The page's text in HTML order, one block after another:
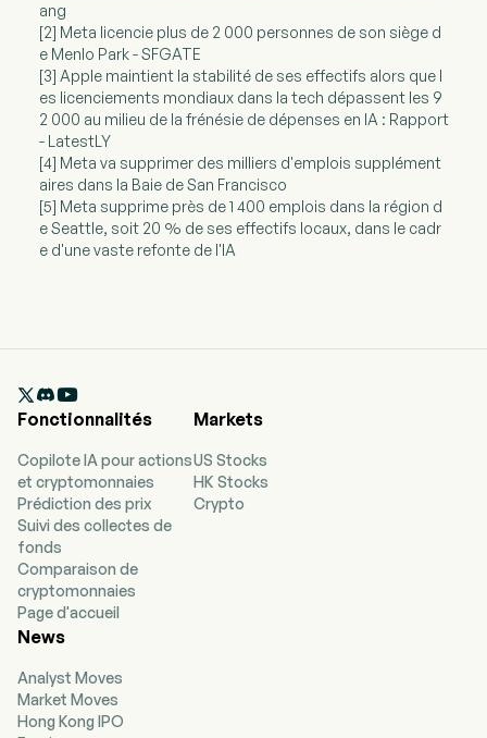
ang
[2] Meta licencie plus de 2 000 personnes de son siège d
e Menlo Park - SFGATE
[3] Apple maintient la stabilité de ses effectifs alors que l
es licenciements mondiaux dans la tech dépassent les 9
2 000 au milieu de la frénésie de dépenses en IA : Rapport
- LatestLY
[4] Meta va supprimer des milliers d'emplois supplément
aires dans la Baie de San Francisco
[5] Meta supprime près de 1 400 emplois dans la région d
e Seattle, soit 20 % de ses effectifs locaux, dans le cadr
e d'une vaste refonte de l'IA

Fonctionnalités
Copilote IA pour actions
et cryptomonnaies
Prédiction des prix
Suivi des collectes de
fonds
Comparaison de
cryptomonnaies
Page d'accueil
Markets
US Stocks
HK Stocks
Crypto
News
Analyst Moves
Market Moves
Hong Kong IPO